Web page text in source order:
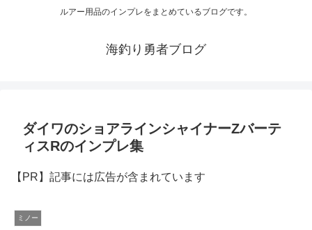
ルアー用品のインプレをまとめているブログです。
海釣り勇者ブログ
ダイワのショアラインシャイナーZバーテ
ィスRのインプレ集
【PR】記事には広告が含まれています
ミノー